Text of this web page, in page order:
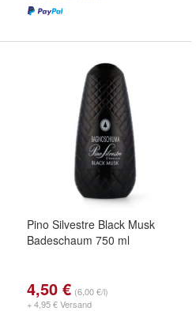
Pino Silvestre Black Musk
Badeschaum 750 ml
4,50 € (6,00 €/l)
+ 4,95 € Versand